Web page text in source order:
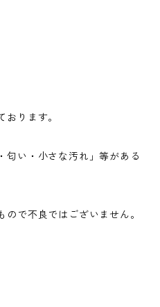
ります。
匂い・小さな汚れ」等がある
で不良ではございません。